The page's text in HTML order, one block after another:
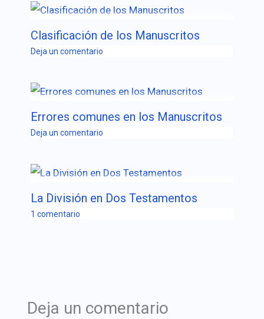
Clasificación de los Manuscritos
Deja un comentario
Errores comunes en los Manuscritos
Deja un comentario
La División en Dos Testamentos
1 comentario
Deja un comentario